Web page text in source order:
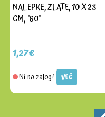
NALEPKE, ZLATE, 10 X 23
CM, "60"
1,27€
Ni na zalogi VEČ